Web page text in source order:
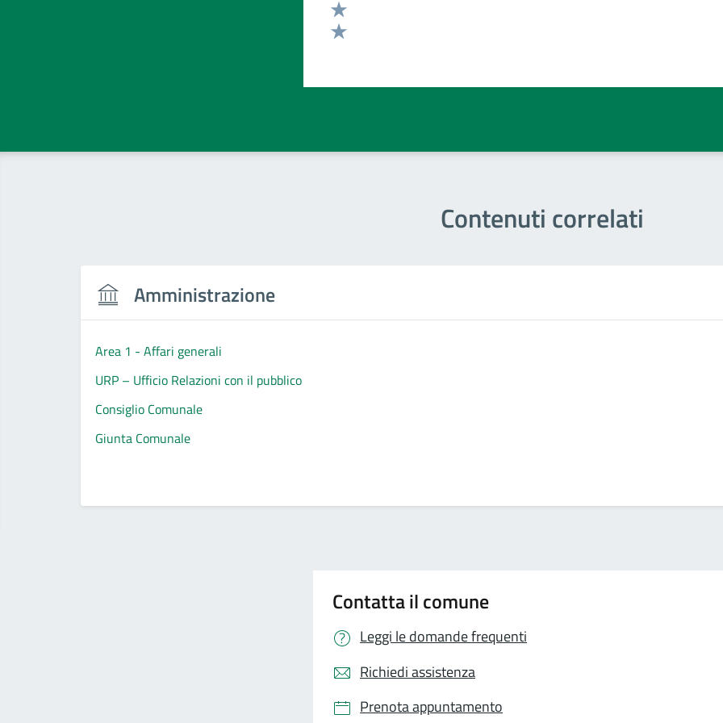
Valuta 3 stelle su 5
Valuta 2 stelle su 5
Contenuti correlati
Amministrazione
Area 1 - Affari generali
URP – Ufficio Relazioni con il pubblico
Consiglio Comunale
Giunta Comunale
Contatta il comune
Leggi le domande frequenti
Richiedi assistenza
Prenota appuntamento